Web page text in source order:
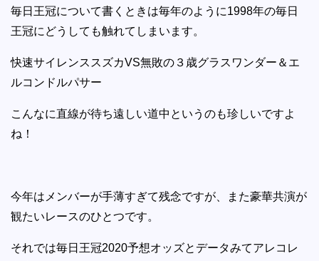
毎日王冠について書くときは毎年のように1998年の毎日
王冠にどうしても触れてしまいます。
快速サイレンススズカVS無敗の３歳グラスワンダー＆エ
ルコンドルパサー
こんなに直線が待ち遠しい道中というのも珍しいですよ
ね！
今年はメンバーが手薄すぎて残念ですが、また豪華共演が
観たいレースのひとつです。
それでは毎日王冠2020予想オッズとデータみてアレコレ